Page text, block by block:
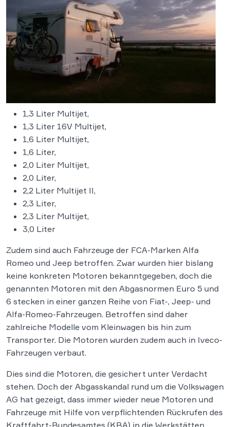
1,3 Liter Multijet,
1,3 Liter 16V Multijet,
1,6 Liter Multijet,
1,6 Liter,
2,0 Liter Multijet,
2,0 Liter,
2,2 Liter Multijet II,
2,3 Liter,
2,3 Liter Multijet,
3,0 Liter
Zudem sind auch Fahrzeuge der FCA-Marken Alfa
Romeo und Jeep betroffen. Zwar wurden hier bislang
keine konkreten Motoren bekanntgegeben, doch die
genannten Motoren mit den Abgasnormen Euro 5 und
6 stecken in einer ganzen Reihe von Fiat-, Jeep- und
Alfa-Romeo-Fahrzeugen. Betroffen sind daher
zahlreiche Modelle vom Kleinwagen bis hin zum
Transporter. Die Motoren wurden zudem auch in Iveco-
Fahrzeugen verbaut.
Dies sind die Motoren, die gesichert unter Verdacht
stehen. Doch der Abgasskandal rund um die Volkswagen
AG hat gezeigt, dass immer wieder neue Motoren und
Fahrzeuge mit Hilfe von verpflichtenden Rückrufen des